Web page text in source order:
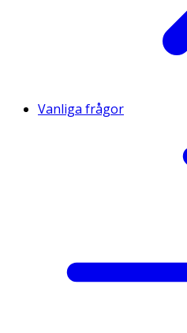
Vanliga frågor